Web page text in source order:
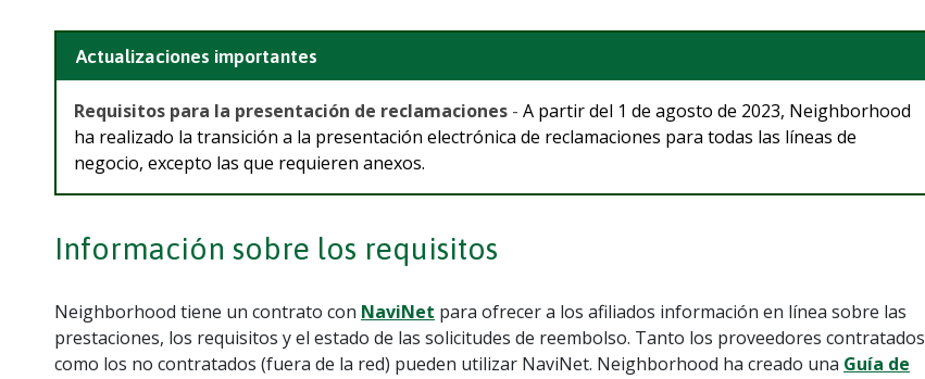
Actualizaciones importantes
Requisitos para la presentación de reclamaciones - A partir del 1 de agosto de 2023, Neighborhood
ha realizado la transición a la presentación electrónica de reclamaciones para todas las líneas de
negocio, excepto las que requieren anexos.
Información sobre los requisitos
Neighborhood tiene un contrato con NaviNet para ofrecer a los afiliados información en línea sobre las
prestaciones, los requisitos y el estado de las solicitudes de reembolso. Tanto los proveedores contratados
como los no contratados (fuera de la red) pueden utilizar NaviNet. Neighborhood ha creado una Guía de